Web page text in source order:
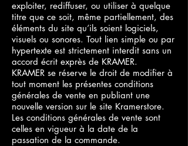
exploiter, rediffuser, ou utiliser à quelque
titre que ce soit, même partiellement, des
éléments du site qu’ils soient logiciels,
visuels ou sonores. Tout lien simple ou par
hypertexte est strictement interdit sans un
accord écrit exprès de KRAMER.
KRAMER se réserve le droit de modifier à
tout moment les présentes conditions
générales de vente en publiant une
nouvelle version sur le site Kramerstore.
Les conditions générales de vente sont
celles en vigueur à la date de la
passation de la commande.